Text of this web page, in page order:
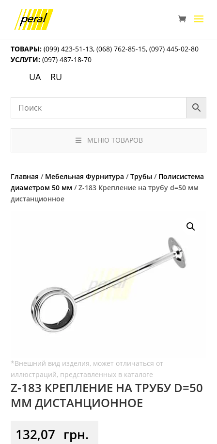
ТОВАРЫ: (099) 423-51-13,(068) 762-85-15,(097) 445-02-80
УСЛУГИ: (097) 487-18-70
UA RU
МЕНЮ ТОВАРОВ
Главная / Мебельная Фурнитура /Трубы / Полисистема
диаметром 50 мм / Z-183 Крепление на трубу d=50 мм
дистанционное
Z-183 КРЕПЛЕНИЕ НА ТРУБУ D=50
ММ ДИСТАНЦИОННОЕ
132,07 грн.